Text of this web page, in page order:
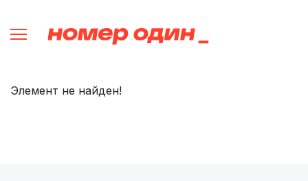
Элемент не найден!